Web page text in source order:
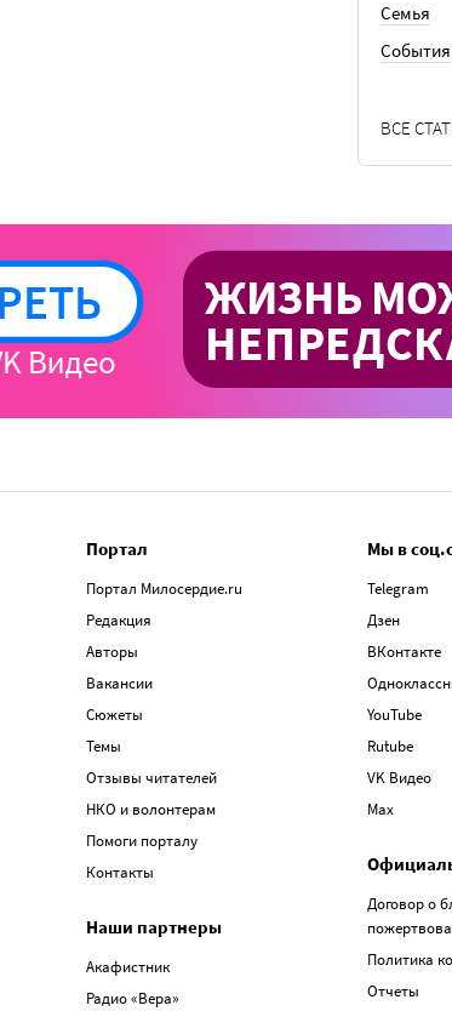
Семья
События
ВСЕ
Портал
Портал Милосердие.ru
Редакция
Авторы
Вакансии
Сюжеты
Темы
Отзывы читателей
НКО и волонтерам
Помоги порталу
Контакты
Наши партнеры
Акафистник
Радио «Вера»
Мы в
Telegram
Дзен
ВКонтакте
YouTube
Rutube
VK Видео
Max
Договор о
Политика
Отчеты